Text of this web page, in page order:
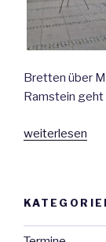
Bretten über
Ramstein geht
„Winfried
Marathon
in
weiterlesen